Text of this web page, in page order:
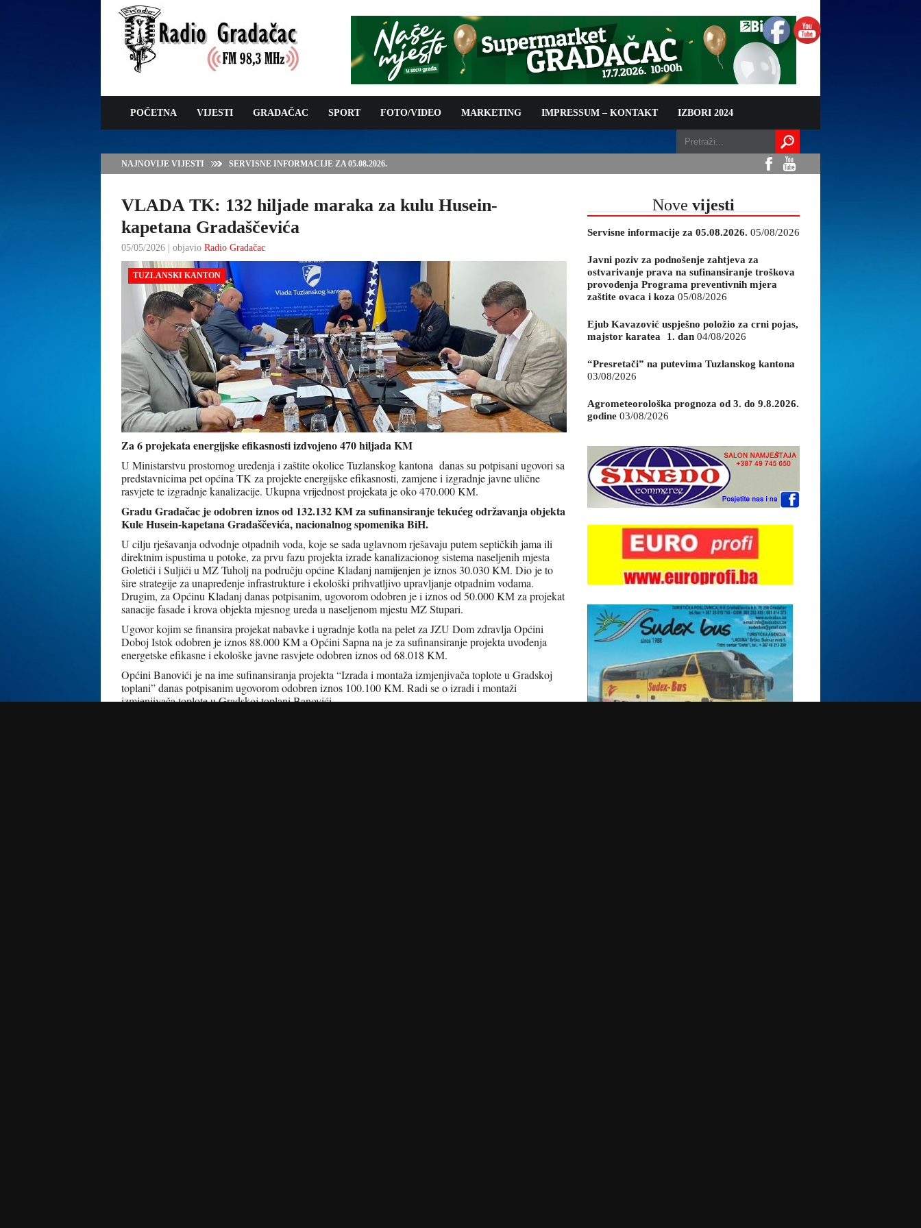
POČETNA VIJESTI GRADAČAC SPORT FOTO/VIDEO MARKETING IMPRESSUM – KONTAKT IZBORI 2024
NAJNOVIJE VIJESTI SERVISNE INFORMACIJE ZA 05.08.2026.
VLADA TK: 132 hiljade maraka za kulu Husein-
kapetana Gradaščevića
05/05/2026 | objavio Radio Gradačac
TUZLANSKI KANTON
Za 6 projekata energijske efikasnosti izdvojeno 470 hiljada KM
U Ministarstvu prostornog uređenja i zaštite okolice Tuzlanskog kantona danas su potpisani ugovori sa
predstavnicima pet općina TK za projekte energijske efikasnosti, zamjene i izgradnje javne ulične
rasvjete te izgradnje kanalizacije. Ukupna vrijednost projekata je oko 470.000 KM.
Gradu Gradačac je odobren iznos od 132.132 KM za sufinansiranje tekućeg održavanja objekta
Kule Husein-kapetana Gradaščevića, nacionalnog spomenika BiH.
U cilju rješavanja odvodnje otpadnih voda, koje se sada uglavnom rješavaju putem septičkih jama ili
direktnim ispustima u potoke, za prvu fazu projekta izrade kanalizacionog sistema naseljenih mjesta
Goletići i Suljići u MZ Tuholj na području općine Kladanj namijenjen je iznos 30.030 KM. Dio je to
šire strategije za unapređenje infrastrukture i ekološki prihvatljivo upravljanje otpadnim vodama.
Drugim, za Općinu Kladanj danas potpisanim, ugovorom odobren je i iznos od 50.000 KM za projekat
sanacije fasade i krova objekta mjesnog ureda u naseljenom mjestu MZ Stupari.
Ugovor kojim se finansira projekat nabavke i ugradnje kotla na pelet za JZU Dom zdravlja Općini
Doboj Istok odobren je iznos 88.000 KM a Općini Sapna na je za sufinansiranje projekta uvođenja
energetske efikasne i ekološke javne rasvjete odobren iznos od 68.018 KM.
Općini Banovići je na ime sufinansiranja projekta “Izrada i montaža izmjenjivača toplote u Gradskoj
toplani” danas potpisanim ugovorom odobren iznos 100.100 KM. Radi se o izradi i montaži
izmjenjivača toplote u Gradskoj toplani Banovići.
Nove vijesti
Servisne informacije za 05.08.2026. 05/08/2026
Javni poziv za podnošenje zahtjeva za
ostvarivanje prava na sufinansiranje troškova
provođenja Programa preventivnih mjera
zaštite ovaca i koza 05/08/2026
Ejub Kavazović uspješno položio za crni pojas,
majstor karatea 1. dan 04/08/2026
“Presretači” na putevima Tuzlanskog kantona
03/08/2026
Agrometeorološka prognoza od 3. do 9.8.2026.
godine 03/08/2026